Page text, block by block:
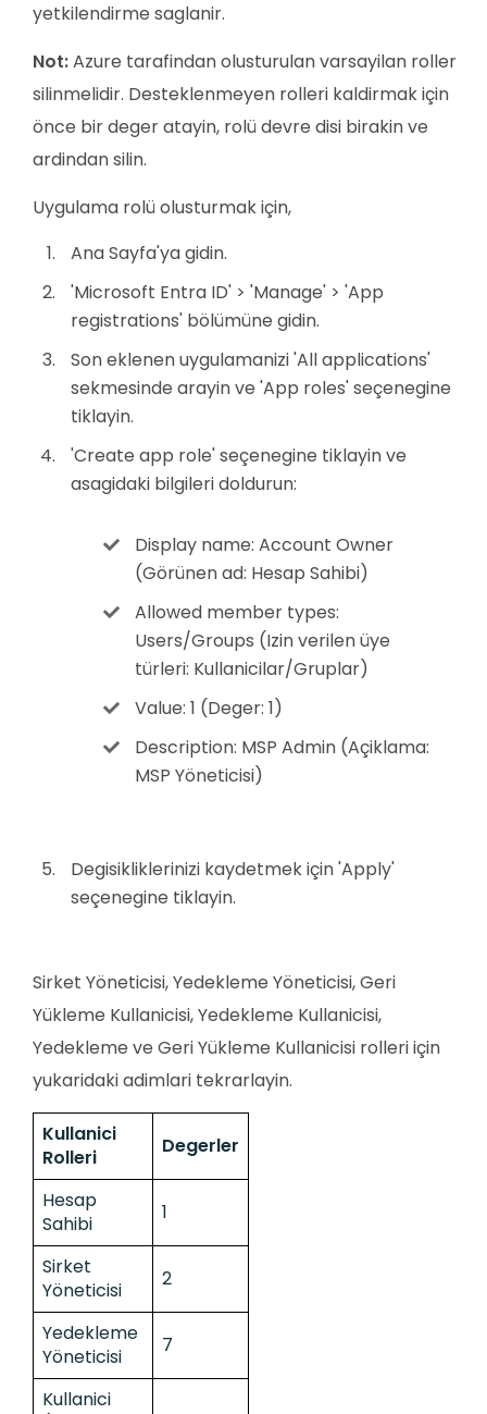
yetkilendirme saglanir.
Not:Azure tarafindan olusturulan varsayilan roller
silinmelidir. Desteklenmeyen rolleri kaldirmak için
önce bir deger atayin, rolü devre disi birakin ve
ardindan silin.
Uygulama rolü olusturmak için,
Ana Sayfa'ya gidin.
'Microsoft Entra ID' > 'Manage' > 'App
registrations' bölümüne gidin.
Son eklenen uygulamanizi 'All applications'
sekmesinde arayin ve 'App roles' seçenegine
tiklayin.
'Create app role' seçenegine tiklayin ve
asagidaki bilgileri doldurun:
Display name: Account Owner
(Görünen ad: Hesap Sahibi)
Allowed member types:
Users/Groups (Izin verilen üye
türleri: Kullanicilar/Gruplar)
Value: 1 (Deger: 1)
Description: MSP Admin (Açiklama:
MSP Yöneticisi)
Degisikliklerinizi kaydetmek için 'Apply'
seçenegine tiklayin.
Sirket Yöneticisi, Yedekleme Yöneticisi, Geri
Yükleme Kullanicisi, Yedekleme Kullanicisi,
Yedekleme ve Geri Yükleme Kullanicisi rolleri için
yukaridaki adimlari tekrarlayin.
Kullanici
Rolleri
Degerler
Hesap
Sahibi
1
Sirket
Yöneticisi
2
Yedekleme
Yöneticisi
7
Kullanici